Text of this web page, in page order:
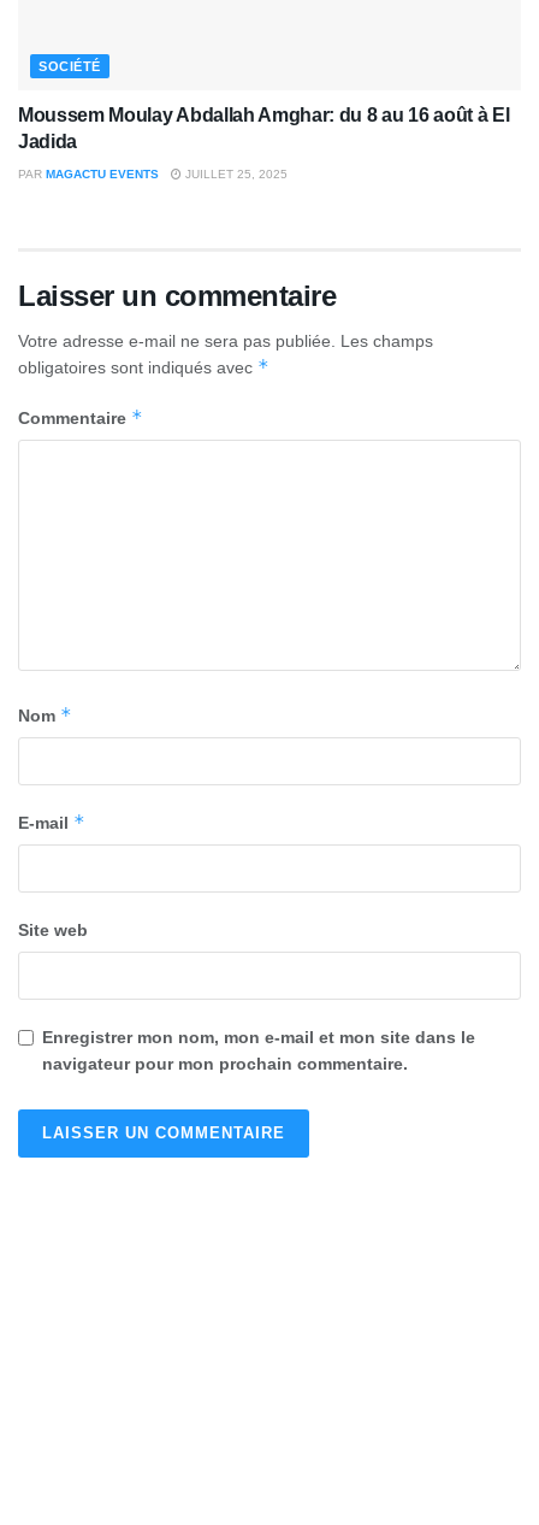
SOCIÉTÉ
Moussem Moulay Abdallah Amghar: du 8 au 16 août à El
Jadida
PAR MAGACTU EVENTS JUILLET 25, 2025
Laisser un commentaire
Votre adresse e-mail ne sera pas publiée.
Les champs
obligatoires sont indiqués avec *
Commentaire *
Nom *
E-mail *
Site web
Enregistrer mon nom, mon e-mail et mon site dans le
navigateur pour mon prochain commentaire.